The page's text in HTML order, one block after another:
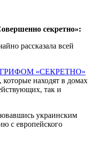
секретно»:
рассказала всей
«СЕКРЕТНО»
находят в домах
так и
украинским
с европейского